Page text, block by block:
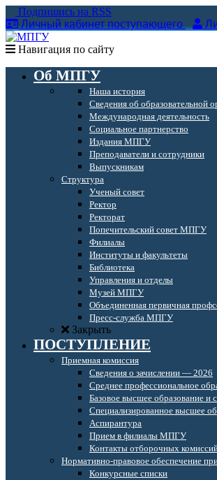
Подпишись на RSS
Личный кабинет поступающего
Навигация по сайту
Об МПГУ
Наша история
Сведения об образовательной
Международная деятельность
Социальное партнерство
Издания МПГУ
Преподаватели и сотрудники
Выпускникам
Структура
Ученый совет
Ректор
Ректорат
Попечительский совет МПГУ
Филиалы
Институты и факультеты
Библиотека
Управления и отделы
Музей МПГУ
Объединенная первичная
Пресс-служба МПГУ
Закрыть
ПОСТУПЛЕНИЕ
Приемная комиссия
Сведения о зачислении — 2026
Среднее профессиональное
Базовое высшее образование и
Специализированное высшее
Аспирантура
Прием в филиалы МПГУ
Контакты отборочных
Нормативно-правовое обеспечение
Конкурсные списки